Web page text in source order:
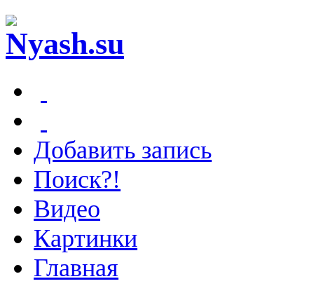
Добавить запись
Поиск?!
Видео
Картинки
Главная